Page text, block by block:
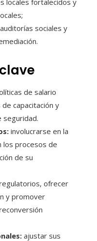
sociales y
de salario
capacitación y
seguridad.
involucrarse en la
los procesos de
de su
ofrecer
y promover
ajustar sus